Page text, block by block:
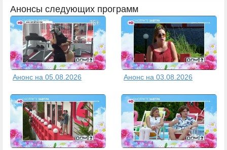
Анонсы следующих программ
Анонс на 05.08.2026 Анонс на 03.08.2026